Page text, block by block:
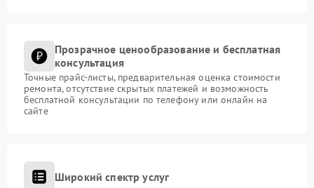
Прозрачное ценообразование и бесплатная
консультация
Точные прайс-листы, предварительная оценка стоимости
ремонта, отсутствие скрытых платежей и возможность
бесплатной консультации по телефону или онлайн на
сайте
Широкий спектр услуг